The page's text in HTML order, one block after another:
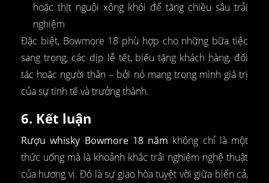
hoặc thịt nguội xông khói để tăng chiều sâu trải
nghiệm
Đặc biệt, Bowmore 18 phù hợp cho những bữa tiệc
sang trọng, các dịp lễ tết, biếu tặng khách hàng, đối
tác hoặc người thân – bởi nó mang trong mình giá trị
của sự tinh tế và trưởng thành.
6. Kết luận
Rượu whisky Bowmore 18 năm không chỉ là một
thức uống mà là khoảnh khắc trải nghiệm nghệ thuật
của hương vị. Đó là sự giao hòa tuyệt vời giữa biển cả,